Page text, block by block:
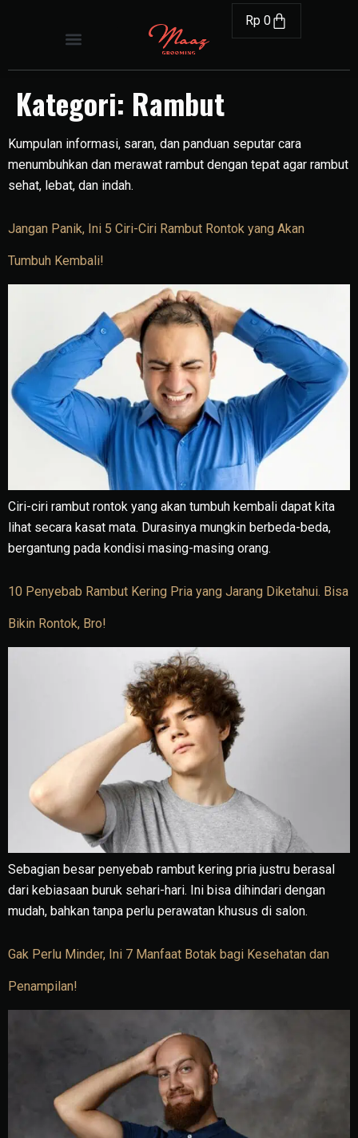
Rp 0
Kategori: Rambut
Kumpulan informasi, saran, dan panduan seputar cara
menumbuhkan dan merawat rambut dengan tepat agar rambut
sehat, lebat, dan indah.
Jangan Panik, Ini 5 Ciri-Ciri Rambut Rontok yang Akan
Tumbuh Kembali!
Ciri-ciri rambut rontok yang akan tumbuh kembali dapat kita
lihat secara kasat mata. Durasinya mungkin berbeda-beda,
bergantung pada kondisi masing-masing orang.
10 Penyebab Rambut Kering Pria yang Jarang Diketahui. Bisa
Bikin Rontok, Bro!
Sebagian besar penyebab rambut kering pria justru berasal
dari kebiasaan buruk sehari-hari. Ini bisa dihindari dengan
mudah, bahkan tanpa perlu perawatan khusus di salon.
Gak Perlu Minder, Ini 7 Manfaat Botak bagi Kesehatan dan
Penampilan!